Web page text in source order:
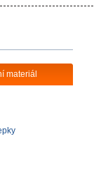
materiál